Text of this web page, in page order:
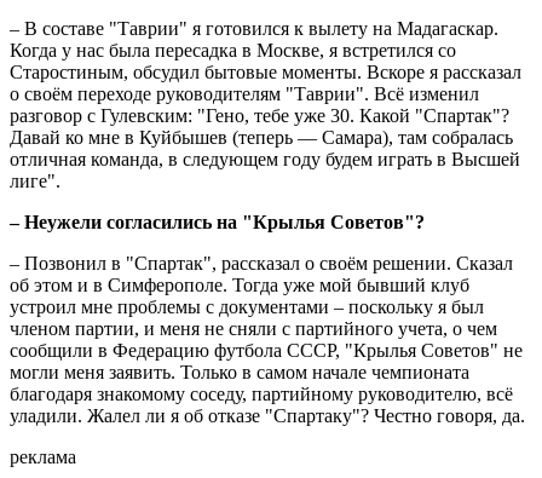
– В составе "Таврии" я готовился к вылету на Мадагаскар.
Когда у нас была пересадка в Москве, я встретился со
Старостиным, обсудил бытовые моменты. Вскоре я рассказал
о своём переходе руководителям "Таврии". Всё изменил
разговор с Гулевским: "Гено, тебе уже 30. Какой "Спартак"?
Давай ко мне в Куйбышев (теперь — Самара), там собралась
отличная команда, в следующем году будем играть в Высшей
лиге".
– Неужели согласились на "Крылья Советов"?
– Позвонил в "Спартак", рассказал о своём решении. Сказал
об этом и в Симферополе. Тогда уже мой бывший клуб
устроил мне проблемы с документами – поскольку я был
членом партии, и меня не сняли с партийного учета, о чем
сообщили в Федерацию футбола СССР, "Крылья Советов" не
могли меня заявить. Только в самом начале чемпионата
благодаря знакомому соседу, партийному руководителю, всё
уладили. Жалел ли я об отказе "Спартаку"? Честно говоря, да.
реклама